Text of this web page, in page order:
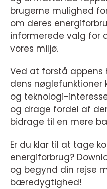
brugerne mulighed
om deres
informerede valg for
vores miljø.
Ved at forstå appens
dens nøglefunktioner
og teknologi-
og drage fordel af
bidrage til en mere
Er du klar til at tage
energiforbrug?
og begynd din rejse
bæredygtighed!